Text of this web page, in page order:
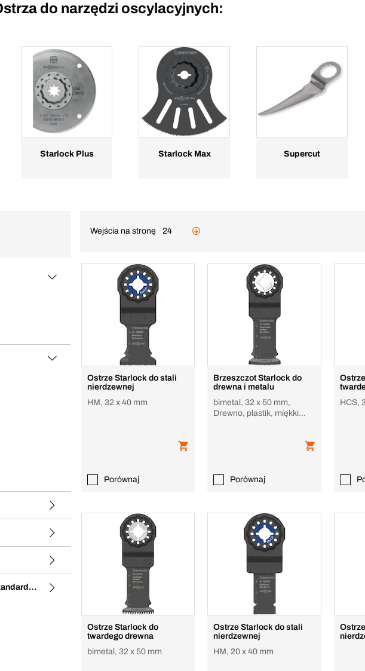
do narzędzi oscylacyjnych:
Starlock Plus Starlock Max Supercut
Wejścia na stronę 24
Ostrze Starlock do stali
nierdzewnej
HM, 32 x 40 mm
Porównaj
Brzeszczot Starlock do
drewna i metalu
bimetal, 32 x 50 mm,
Drewno, plastik, miękki
Porównaj
HCS,
Ostrze Starlock do
twardego drewna
bimetal, 32 x 50 mm
Ostrze Starlock do stali
nierdzewnej
HM, 20 x 40 mm